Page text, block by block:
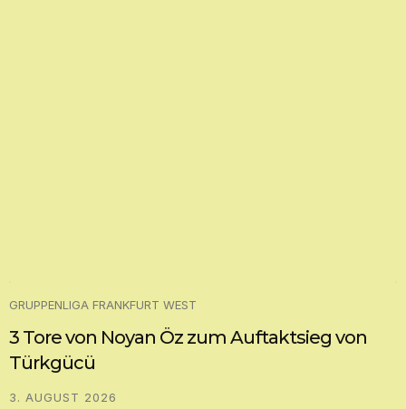
GRUPPENLIGA FRANKFURT WEST
3 Tore von Noyan Öz zum Auftaktsieg von
Türkgücü
3. AUGUST 2026